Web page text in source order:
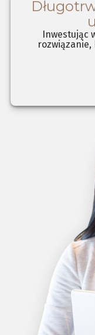
Inwestując
rozwiązanie,